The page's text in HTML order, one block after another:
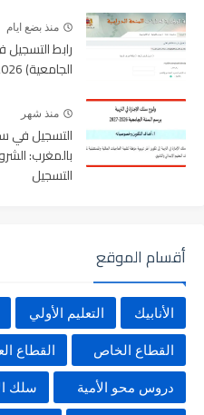
منذ بضع ايام
رابط التسجيل
الجامعية) 2026-2027 بالمغرب عبر Minhaty.ma
منذ شهر
بالمغرب:
التسجيل
أقسام الموقع
الأنابيك التعليم الأولي
القطاع الخاص القطاع
دروس محو الأمية سلك